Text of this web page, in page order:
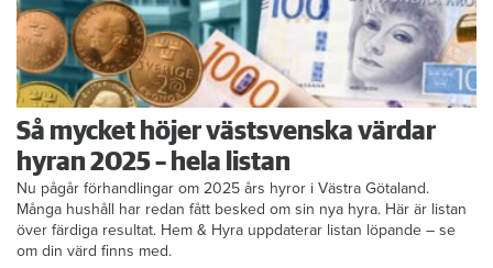
Så mycket höjer västsvenska värdar
hyran 2025 – hela listan
Nu pågår förhandlingar om 2025 års hyror i Västra Götaland.
Många hushåll har redan fått besked om sin nya hyra. Här är listan
över färdiga resultat. Hem & Hyra uppdaterar listan löpande – se
om din värd finns med.